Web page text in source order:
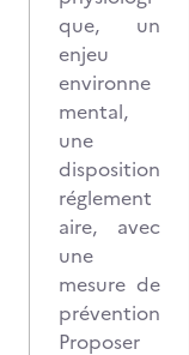
que, un
enjeu
environne
mental,
une
disposition
réglement
aire, avec
une
mesure de
prévention
Proposer